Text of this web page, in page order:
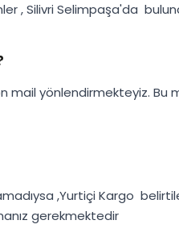
, Silivri Selimpaşa'da
yönlendirmekteyiz.
,Yurtiçi Kargo
gerekmektedir